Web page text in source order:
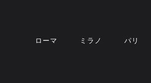
ローマ ミラノ パリ